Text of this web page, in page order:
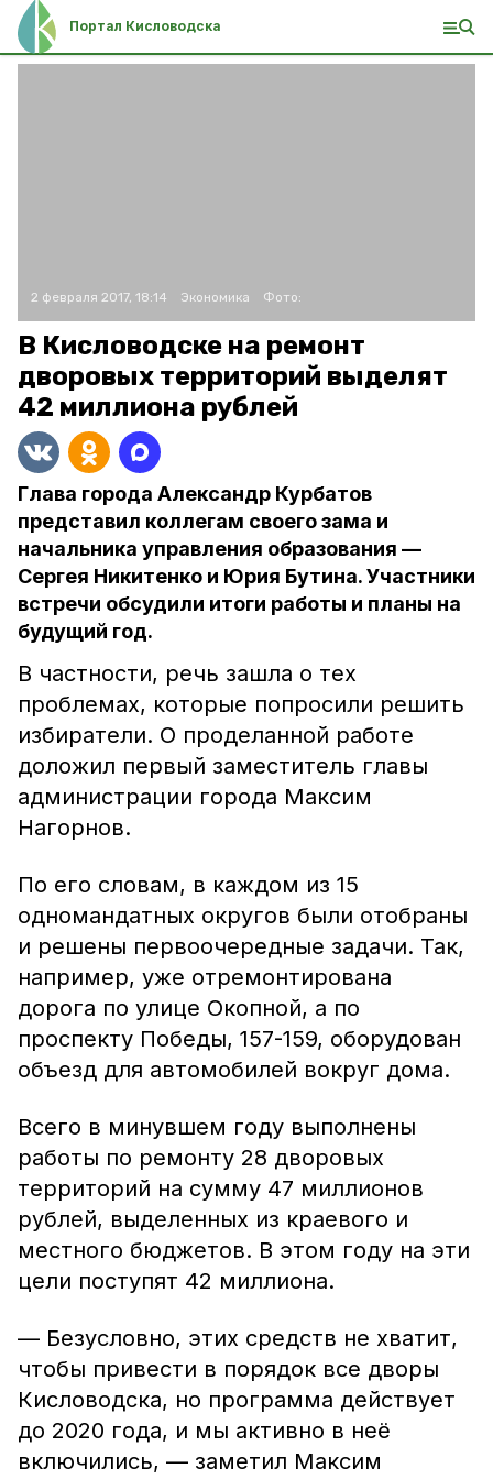
Портал Кисловодска
2 февраля 2017, 18:14 Экономика Фото:
В Кисловодске на ремонт
дворовых территорий выделят
42 миллиона рублей
Глава города Александр Курбатов
представил коллегам своего зама и
начальника управления образования —
Сергея Никитенко и Юрия Бутина. Участники
встречи обсудили итоги работы и планы на
будущий год.
В частности, речь зашла о тех
проблемах, которые попросили решить
избиратели. О проделанной работе
доложил первый заместитель главы
администрации города Максим
Нагорнов.
По его словам, в каждом из 15
одномандатных округов были отобраны
и решены первоочередные задачи. Так,
например, уже отремонтирована
дорога по улице Окопной, а по
проспекту Победы, 157-159, оборудован
объезд для автомобилей вокруг дома.
Всего в минувшем году выполнены
работы по ремонту 28 дворовых
территорий на сумму 47 миллионов
рублей, выделенных из краевого и
местного бюджетов. В этом году на эти
цели поступят 42 миллиона.
— Безусловно, этих средств не хватит,
чтобы привести в порядок все дворы
Кисловодска, но программа действует
до 2020 года, и мы активно в неё
включились, — заметил Максим